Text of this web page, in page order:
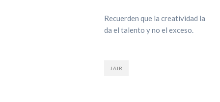
Recuerden que la creatividad la
da el talento y no el exceso.
JAIR